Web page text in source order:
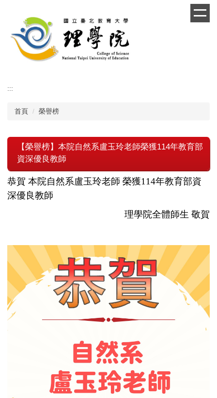
要
:::
首頁 榮譽榜
【榮譽榜】本院自然系盧玉玲老師榮獲114年教育部
資深優良教師
恭賀 本院自然系盧玉玲老師 榮獲114年教育部資
深優良教師
理學院全體師生 敬賀